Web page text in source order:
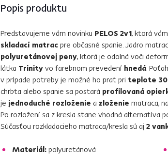
Popis produktu
Predstavujeme vám novinku PELOS 2v1, ktorá
skladací matrac pre občasné spanie. Jadro
polyuretánovej peny, ktorá je odolná voči
látka Trinity vo farebnom prevedení hnedá .
v prípade potreby je možné ho prať pri teplote 30
chrbta alebo spanie sa postará profilovaná
je jednoduché rozloženie a zloženie matraca,
Po rozložení sa z kresla stane vhodná alternatíva
Súčasťou rozkladacieho matraca/kresla sú aj 2
Materiál: polyuretánová